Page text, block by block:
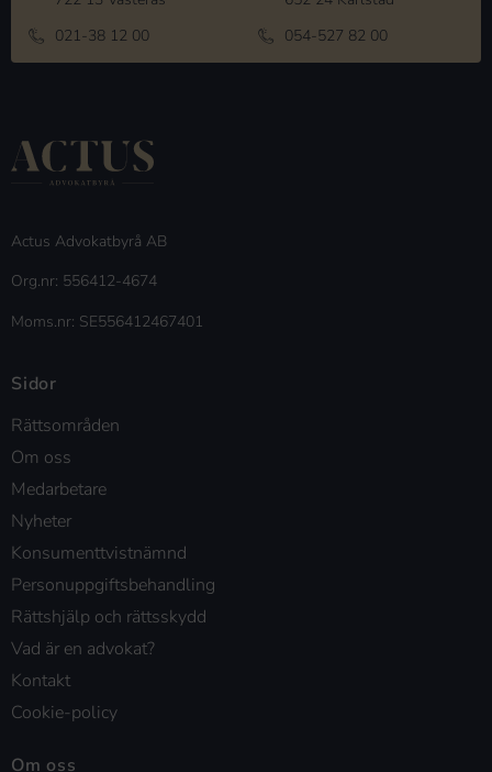
021-38 12 00
054-527 82 00
Actus Advokatbyrå AB
Org.nr: 556412-4674
Moms.nr: SE556412467401
Sidor
Rättsområden
Om oss
Medarbetare
Nyheter
Konsumenttvistnämnd
Personuppgiftsbehandling
Rättshjälp och rättsskydd
Vad är en advokat?
Kontakt
Cookie-policy
Om oss